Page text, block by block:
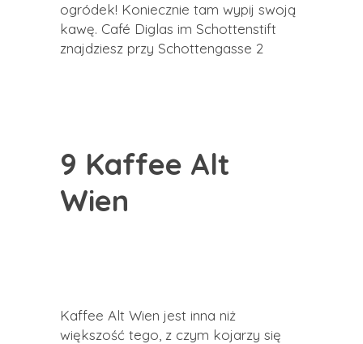
ogródek! Koniecznie tam wypij swoją
kawę. Café Diglas im Schottenstift
znajdziesz przy Schottengasse 2
9 Kaffee Alt
Wien
Kaffee Alt Wien jest inna niż
większość tego, z czym kojarzy się